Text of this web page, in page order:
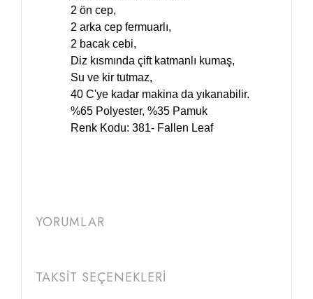
2 ön cep,
2 arka cep fermuarlı,
2 bacak cebi,
Diz kısmında çift katmanlı kumaş,
Su ve kir tutmaz,
40 C'ye kadar makina da yıkanabilir.
%65 Polyester, %35 Pamuk
Renk Kodu: 381- Fallen Leaf
YORUMLAR
TAKSİT SEÇENEKLERİ